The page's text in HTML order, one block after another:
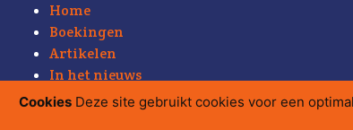
Home
Boekingen
Artikelen
In het nieuws
Weblog
Cookies Deze site gebruikt cookies voor een